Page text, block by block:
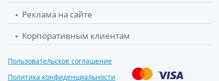
Реклама на сайте
Корпоративным клиентам
Пользовательское соглашение
Политика конфиденциальности